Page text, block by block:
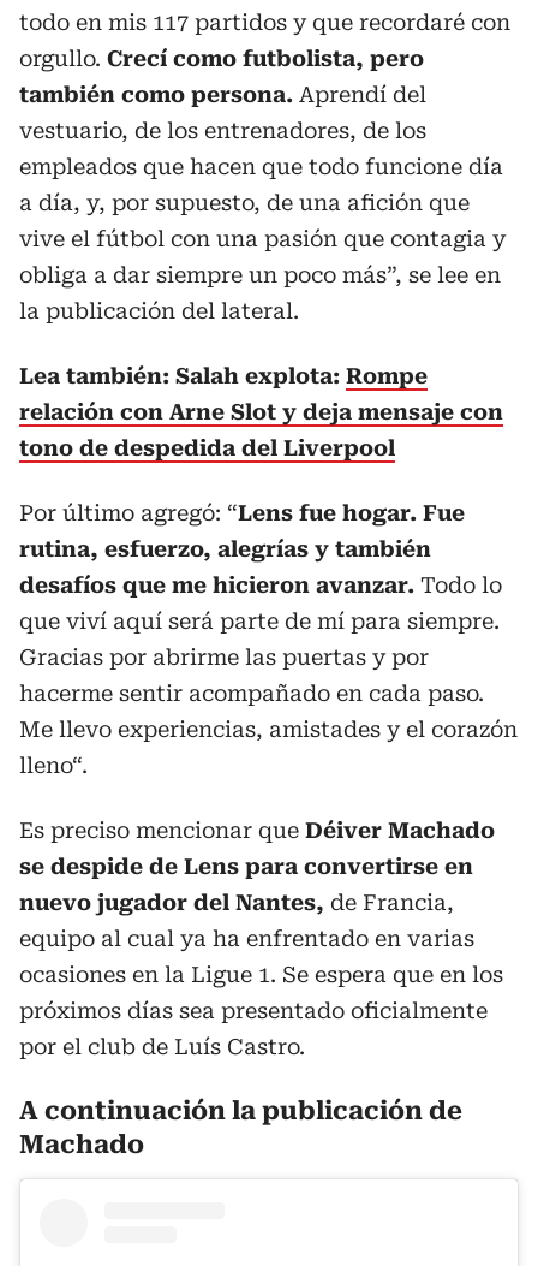
todo en mis 117 partidos y que recordaré con
orgullo. Crecí como futbolista, pero
también como persona. Aprendí del
vestuario, de los entrenadores, de los
empleados que hacen que todo funcione día
a día, y, por supuesto, de una afición que
vive el fútbol con una pasión que contagia y
obliga a dar siempre un poco más”, se lee en
la publicación del lateral.
Lea también: Salah explota: Rompe
relación con Arne Slot y deja mensaje con
tono de despedida del Liverpool
Por último agregó: “Lens fue hogar. Fue
rutina, esfuerzo, alegrías y también
desafíos que me hicieron avanzar. Todo lo
que viví aquí será parte de mí para siempre.
Gracias por abrirme las puertas y por
hacerme sentir acompañado en cada paso.
Me llevo experiencias, amistades y el corazón
lleno“.
Es preciso mencionar que Déiver Machado
se despide de Lens para convertirse en
nuevo jugador del Nantes, de Francia,
equipo al cual ya ha enfrentado en varias
ocasiones en la Ligue 1. Se espera que en los
próximos días sea presentado oficialmente
por el club de Luís Castro.
A continuación la publicación de
Machado